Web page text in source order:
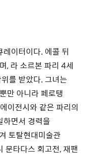
이터이다. 에콜 뒤
, 라 소르본 파리 4세
를 받았다. 그녀는
만 아니라 페로탱
이전시와 같은 파리의
하면서 경력을
토탈현대미술관
문타다스 회고전, 재팬